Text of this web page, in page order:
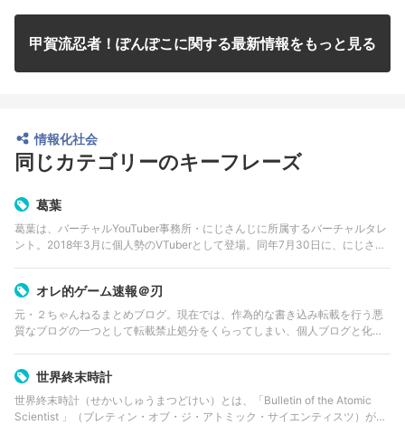
甲賀流忍者！ぽんぽこに関する最新情報をもっと見る
情報化社会
同じカテゴリーのキーフレーズ
葛葉
葛葉は、バーチャルYouTuber事務所・にじさんじに所属するバーチャルタレ
ント。2018年3月に個人勢のVTuberとして登場。同年7月30日に、にじさん
オレ的ゲーム速報＠刃
元・２ちゃんねるまとめブログ。現在では、作為的な書き込み転載を行う悪
質なブログの一つとして転載禁止処分をくらってしまい、個人ブログと化し
世界終末時計
世界終末時計（せかいしゅうまつどけい）とは、「Bulletin of the Atomic
Scientist 」（ブレティン・オブ・ジ・アトミック・サイエンティスツ）が発